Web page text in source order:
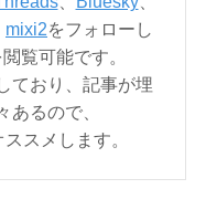
mixi2をフォローし
覧可能です。
ており、記事が埋
あるので、
スメします。